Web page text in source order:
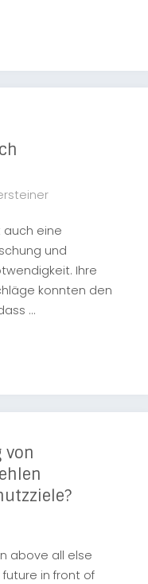
auch eine
und
Ihre
konnten den
…
von
above all else
in front of